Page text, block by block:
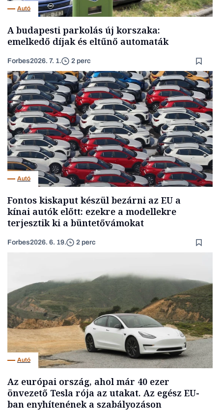
Autó
A budapesti parkolás új korszaka:
emelkedő díjak és eltűnő automaták
Forbes2026. 7. 1. 2 perc
Autó
Fontos kiskaput készül bezárni az EU a
kínai autók előtt: ezekre a modellekre
terjesztik ki a büntetővámokat
Forbes2026. 6. 19. 2 perc
Autó
Az európai ország, ahol már 40 ezer
önvezető Tesla rója az utakat. Az egész EU-
ban enyhítenének a szabályozáson